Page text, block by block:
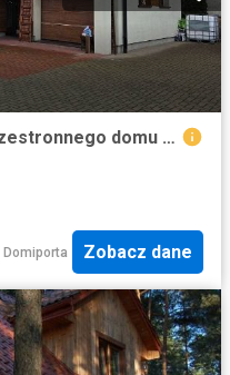
Zapraszam do obejrzenia przestronnego domu z ogrodem i domkiem na działce
Domiporta Zobacz dane